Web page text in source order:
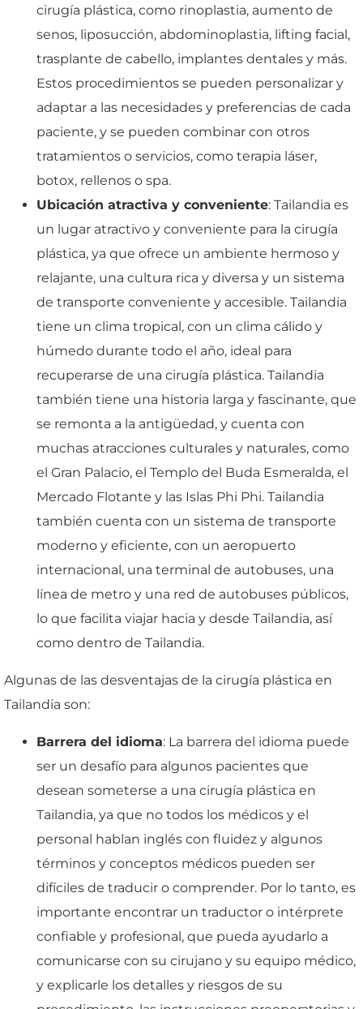
cirugía plástica, como rinoplastia, aumento de
senos, liposucción, abdominoplastia, lifting facial,
trasplante de cabello, implantes dentales y más.
Estos procedimientos se pueden personalizar y
adaptar a las necesidades y preferencias de cada
paciente, y se pueden combinar con otros
tratamientos o servicios, como terapia láser,
botox, rellenos o spa.
Ubicación atractiva y conveniente: Tailandia es
un lugar atractivo y conveniente para la cirugía
plástica, ya que ofrece un ambiente hermoso y
relajante, una cultura rica y diversa y un sistema
de transporte conveniente y accesible. Tailandia
tiene un clima tropical, con un clima cálido y
húmedo durante todo el año, ideal para
recuperarse de una cirugía plástica. Tailandia
también tiene una historia larga y fascinante, que
se remonta a la antigüedad, y cuenta con
muchas atracciones culturales y naturales, como
el Gran Palacio, el Templo del Buda Esmeralda, el
Mercado Flotante y las Islas Phi Phi. Tailandia
también cuenta con un sistema de transporte
moderno y eficiente, con un aeropuerto
internacional, una terminal de autobuses, una
línea de metro y una red de autobuses públicos,
lo que facilita viajar hacia y desde Tailandia, así
como dentro de Tailandia.
Algunas de las desventajas de la cirugía plástica en
Tailandia son:
Barrera del idioma: La barrera del idioma puede
ser un desafío para algunos pacientes que
desean someterse a una cirugía plástica en
Tailandia, ya que no todos los médicos y el
personal hablan inglés con fluidez y algunos
términos y conceptos médicos pueden ser
difíciles de traducir o comprender. Por lo tanto, es
importante encontrar un traductor o intérprete
confiable y profesional, que pueda ayudarlo a
comunicarse con su cirujano y su equipo médico,
y explicarle los detalles y riesgos de su